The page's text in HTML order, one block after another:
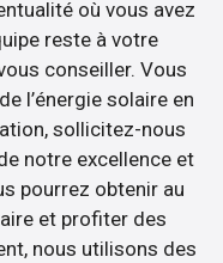
où vous avez
reste à votre
conseiller. Vous
l’énergie solaire en
sollicitez-nous
notre excellence et
pourrez obtenir au
et profiter des
nous utilisons des